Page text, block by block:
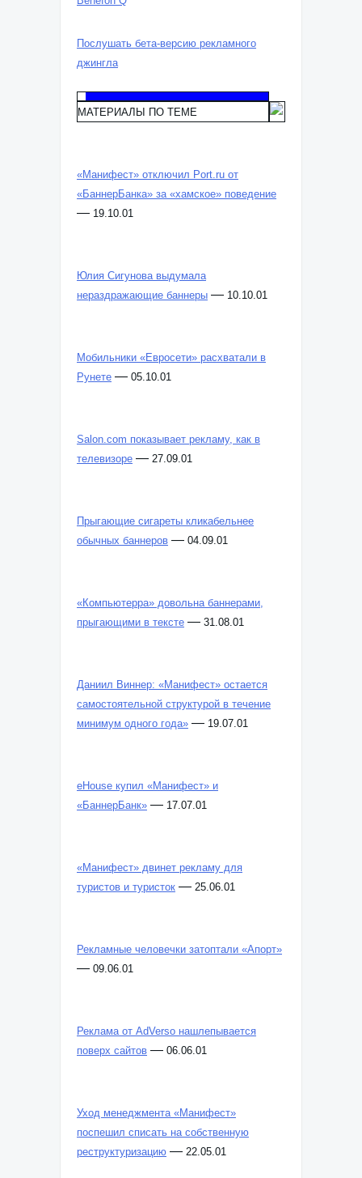
Послушать бета-версию рекламного
джингла
МАТЕРИАЛЫ ПО ТЕМЕ
«Манифест» отключил Port.ru от
«БаннерБанка» за «хамское» поведение
— 19.10.01
Юлия Сигунова выдумала
нераздражающие баннеры — 10.10.01
Мобильники «Евросети» расхватали в
Рунете — 05.10.01
Salon.com показывает рекламу, как в
телевизоре — 27.09.01
Прыгающие сигареты кликабельнее
обычных баннеров — 04.09.01
«Компьютерра» довольна баннерами,
прыгающими в тексте — 31.08.01
Даниил Виннер: «Манифест» остается
самостоятельной структурой в течение
минимум одного года» — 19.07.01
eHouse купил «Манифест» и
«БаннерБанк» — 17.07.01
«Манифест» двинет рекламу для
туристов и туристок — 25.06.01
Рекламные человечки затоптали «Апорт»
— 09.06.01
Реклама от AdVerso нашлепывается
поверх сайтов — 06.06.01
Уход менеджмента «Манифест»
поспешил списать на собственную
реструктуризацию — 22.05.01